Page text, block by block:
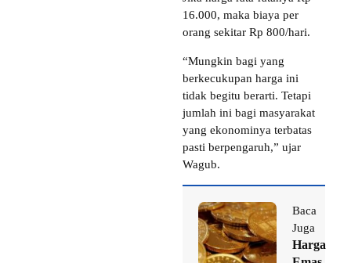
16.000, maka biaya per
orang sekitar Rp 800/hari.
“Mungkin bagi yang
berkecukupan harga ini
tidak begitu berarti. Tetapi
jumlah ini bagi masyarakat
yang ekonominya terbatas
pasti berpengaruh,” ujar
Wagub.
Baca
Juga
Harga